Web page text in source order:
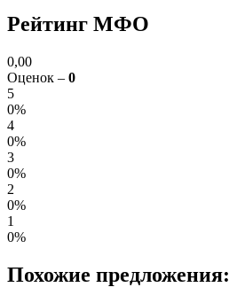
Рейтинг МФО
0,00
Оценок – 0
5
0%
4
0%
3
0%
2
0%
1
0%
Похожие предложения: